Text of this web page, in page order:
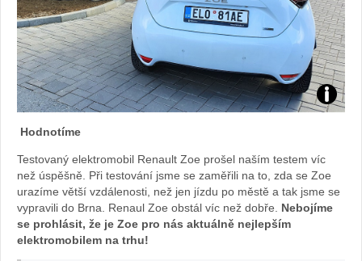
Zdroj:
Renault
Hodnotíme
Testovaný elektromobil Renault Zoe prošel naším testem víc
než úspěšně. Při testování jsme se zaměřili na to, zda se Zoe
urazíme větší vzdálenosti, než jen jízdu po městě a tak jsme se
vypravili do Brna. Renaul Zoe obstál víc než dobře. Nebojíme
se prohlásit, že je Zoe pro nás aktuálně nejlepším
elektromobilem na trhu!